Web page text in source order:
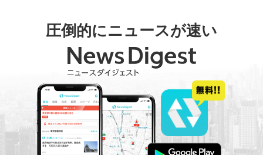
圧倒的にニュースが速い